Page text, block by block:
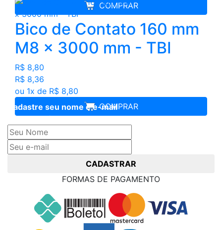
COMPRAR
Bico de Contato 160 mm
M8 x 3000 mm - TBI
R$ 8,80
R$ 8,36
ou 1x de R$ 8,80
COMPRAR
Cadastre seu nome e e-mail
e receba ofertas exclusivas
CADASTRAR
FORMAS DE PAGAMENTO